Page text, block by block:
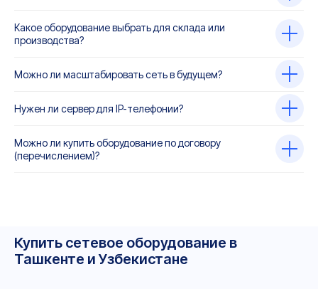
Какое оборудование выбрать для склада или
производства?
Можно ли масштабировать сеть в будущем?
Нужен ли сервер для IP-телефонии?
Можно ли купить оборудование по договору
(перечислением)?
Купить сетевое оборудование в
Ташкенте и Узбекистане